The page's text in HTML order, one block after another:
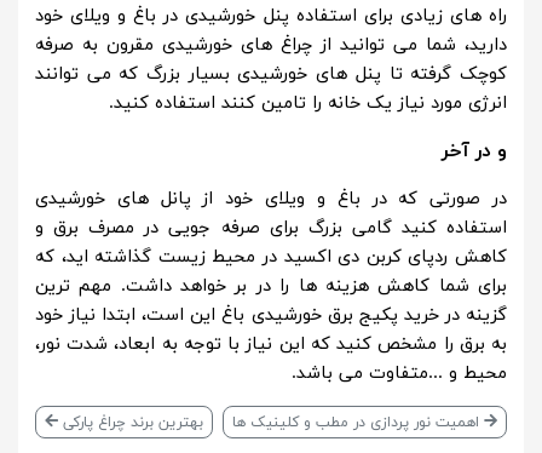
راه های زیادی برای استفاده پنل خورشیدی در باغ و ویلای خود
دارید، شما می توانید از چراغ های خورشیدی مقرون به صرفه
کوچک گرفته تا پنل های خورشیدی بسیار بزرگ که می توانند
انرژی مورد نیاز یک خانه را تامین کنند استفاده کنید.
و در آخر
در صورتی که در باغ و ویلای خود از پانل های خورشیدی
استفاده کنید گامی بزرگ برای صرفه جویی در مصرف برق و
کاهش ردپای کربن دی اکسید در محیط زیست گذاشته اید، که
برای شما کاهش هزینه ها را در بر خواهد داشت. مهم ترین
گزینه در خرید پکیج برق خورشیدی باغ این است، ابتدا نیاز خود
به برق را مشخص کنید که این نیاز با توجه به ابعاد، شدت نور،
محیط و ...متفاوت می باشد.
اهمیت نور پردازی در مطب و کلینیک ها بهترین برند چراغ پارکی